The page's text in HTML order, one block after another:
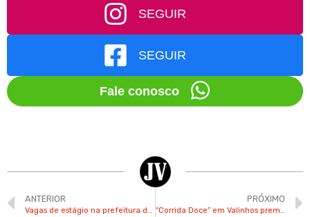
SEGUIR
SEGUIR
Fale conosco
ANTERIOR PRÓXIMO